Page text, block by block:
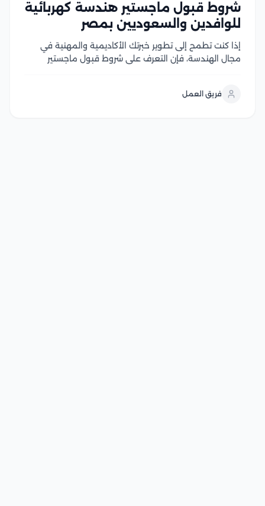
شروط قبول ماجستير هندسة كهربائية
للوافدين والسعوديين بمصر
إذا كنت تطمح إلى تطوير خبرتك الأكاديمية والمهنية في
مجال الهندسة، فإن التعرف على شروط قبول ماجستير
متقدمة تجمع بين الجانب الأكاديمي والتطبيقي، مع...
فريق العمل